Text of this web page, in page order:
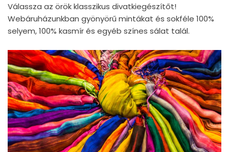
Válassza az örök klasszikus divatkiegészítőt!
Webáruházunkban gyönyörű mintákat és sokféle 100%
selyem, 100% kasmír és egyéb színes sálat talál.